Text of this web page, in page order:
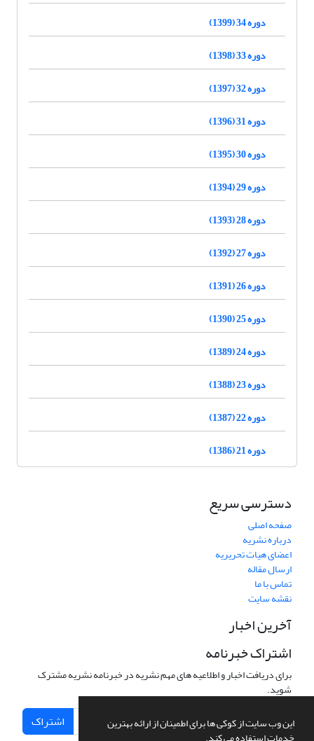
این وب سایت از کوکی ها برای اطمینان از ارائه بهترین
دوره 34 (1399)
دوره 33 (1398)
دوره 32 (1397)
دوره 31 (1396)
دوره 30 (1395)
دوره 29 (1394)
دوره 28 (1393)
دوره 27 (1392)
دوره 26 (1391)
دوره 25 (1390)
دوره 24 (1389)
دوره 23 (1388)
دوره 22 (1387)
دوره 21 (1386)
دسترسی سریع
صفحه اصلی
درباره نشریه
اعضای هیات تحریریه
ارسال مقاله
تماس با ما
نقشه سایت
آخرین اخبار
اشتراک خبرنامه
برای دریافت اخبار و اطلاعیه های مهم نشریه در خبرنامه نشریه مشترک
شوید.
اشتراک